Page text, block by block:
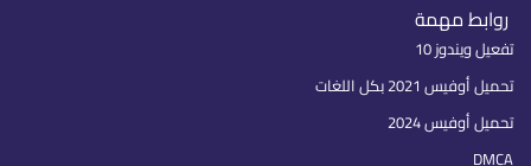
روابط مهمة
تفعيل ويندوز 10
تحميل أوفيس 2021 بكل اللغات
تحميل أوفيس 2024
DMCA